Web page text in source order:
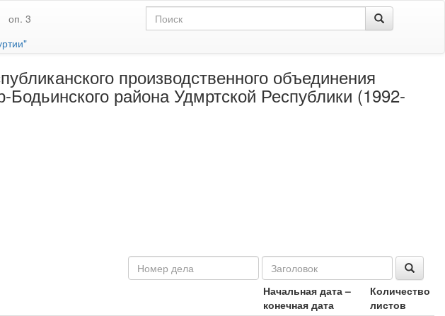
оп. 3
производственного объединения
района Удмртской Республики (1992-
Начальная дата –
конечная дата
Количество
листов